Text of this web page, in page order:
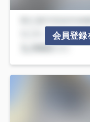
会員登録